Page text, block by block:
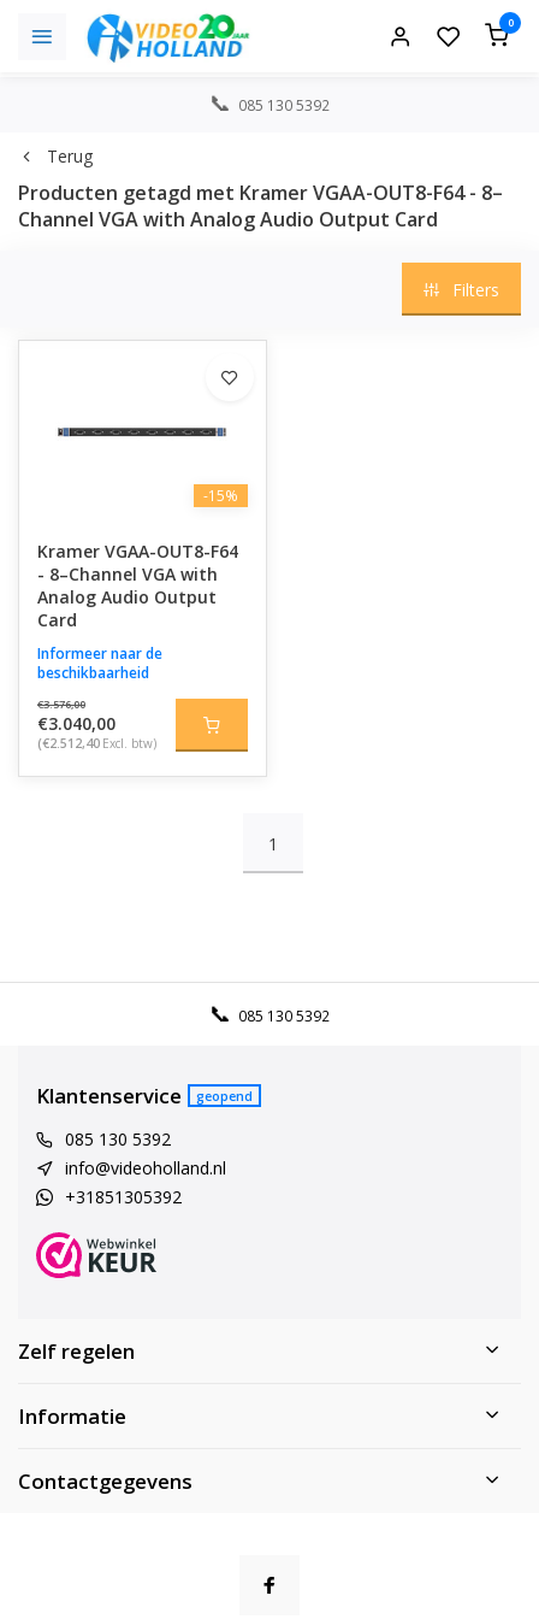
0
085 130 5392
Terug
Producten getagd met Kramer VGAA-OUT8-F64 - 8–
Channel VGA with Analog Audio Output Card
Filters
-15%
Kramer VGAA-OUT8-F64
- 8–Channel VGA with
Analog Audio Output
Card
Informeer naar de
beschikbaarheid
€3.576,00
€3.040,00
(€2.512,40 Excl. btw)
1
085 130 5392
Klantenservice geopend
085 130 5392
info@videoholland.nl
+31851305392
Zelf regelen
Informatie
Contactgegevens